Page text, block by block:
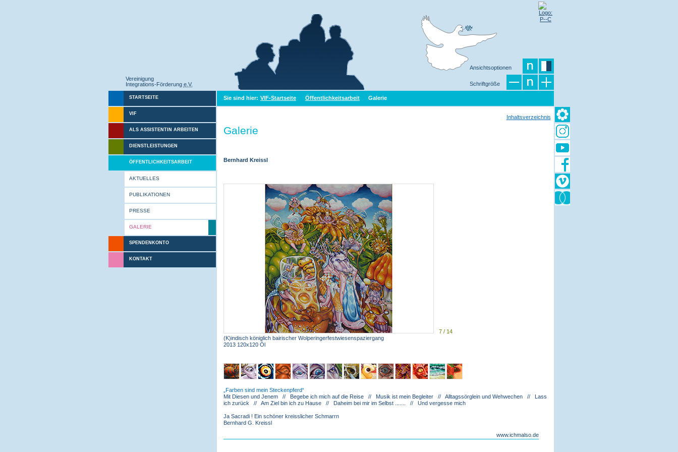
Vereinigung
Integrations-Förderung e.V.
Ansichtsoptionen
Schriftgröße
STARTSEITE
VIF
ALS ASSISTENTIN ARBEITEN
DIENSTLEISTUNGEN
ÖFFENTLICHKEITSARBEIT
AKTUELLES
PUBLIKATIONEN
PRESSE
GALERIE
SPENDENKONTO
KONTAKT
Sie sind hier: VIF-Startseite Öffentlichkeitsarbeit Galerie
Inhaltsverzeichnis
Galerie
Bernhard Kreissl
7 / 14
(K)indisch königlich bairischer Wolperingerfestwiesenspaziergang
2013 120x120 Öl
Farben sind mein Steckenpferd
Mit Diesen und Jenem // Begebe ich mich auf die Reise // Musik ist mein Begleiter // Alltagssörglein und Wehwechen // Lass
ich zurück // Am Ziel bin ich zu Hause // Daheim bei mir im Selbst ....... // Und vergesse mich
Ja Sacradi ! Ein schöner kreisslicher Schmarrn
Bernhard G. Kreissl
www.ichmalso.de